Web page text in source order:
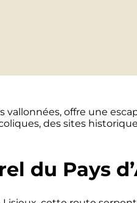
offre une
des sites
du Pays